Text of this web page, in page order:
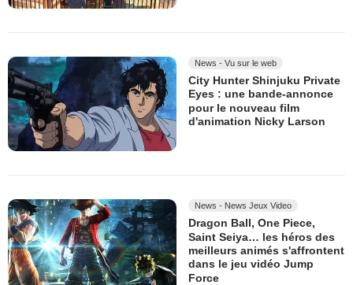
News - Vu sur le web
City Hunter Shinjuku Private
Eyes : une bande-annonce
pour le nouveau film
d'animation Nicky Larson
News - News Jeux Video
Dragon Ball, One Piece,
Saint Seiya… les héros des
meilleurs animés s'affrontent
dans le jeu vidéo Jump
Force